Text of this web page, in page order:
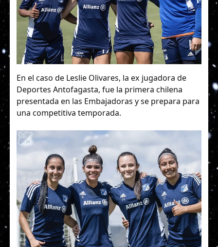
En el caso de Leslie Olivares, la ex jugadora de
Deportes Antofagasta, fue la primera chilena
presentada en las Embajadoras y se prepara para
una competitiva temporada.